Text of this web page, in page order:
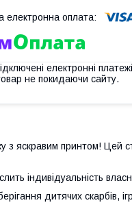
електронні
не покидаючи сайту.
з яскравим принтом! Цей
індивідуальність
дитячих скарбів,